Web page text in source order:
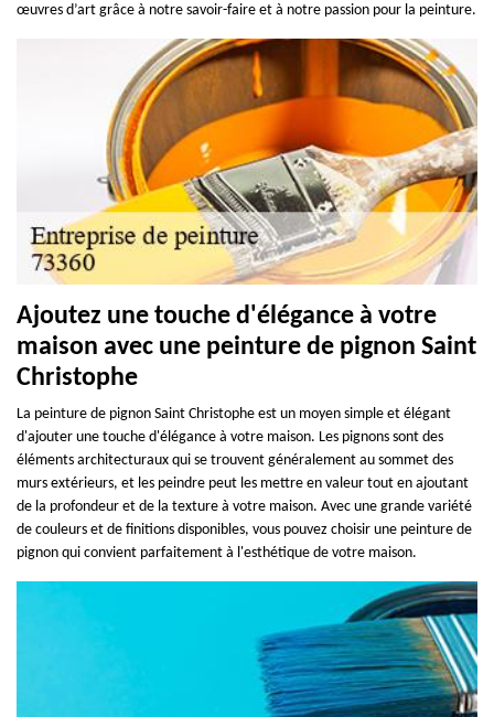
œuvres d’art grâce à notre savoir-faire et à notre passion pour la peinture.
Ajoutez une touche d'élégance à votre
maison avec une peinture de pignon Saint
Christophe
La peinture de pignon Saint Christophe est un moyen simple et élégant
d'ajouter une touche d'élégance à votre maison. Les pignons sont des
éléments architecturaux qui se trouvent généralement au sommet des
murs extérieurs, et les peindre peut les mettre en valeur tout en ajoutant
de la profondeur et de la texture à votre maison. Avec une grande variété
de couleurs et de finitions disponibles, vous pouvez choisir une peinture de
pignon qui convient parfaitement à l'esthétique de votre maison.